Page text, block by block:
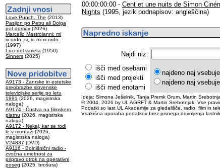
Love Punch, The (2013)
Pasijon po Petru ali Dolga
pot domov (2026)
Marcello Mastroianni: mi
ricordo, si, io mi ricordo
(1997)
Luci del varieta (1950)
Sinners (2025)
A9173 - Žanrske in estetske
preobrazbe slovenske
televizijske serije po letu
1991 (2026, magistrska
naloga)
A9174 - Čustva na filmskem
platnu (2026, magistrska
naloga)
A9172 - Nekaj, kar se rodi
le v montaži (2026,
magistrska naloga)
V24837 (DVD)
A9116 - Bolnišnični radio -
zvočna umetnost za
pripravo otrok na operativni
poseg (2025, brošura)
00:00:00:00 - Cent et une nuits de Simon
Nights (1995, jezik podnapisov: angleščina)
Najdi niz:
išči med osebami
išči med projekti
išči med enotami
najdeno naj
najdeno naj
Ideja: Simona Ješelnik, Tanja Premk Grum, Martin
© 2004, 2026 by UL AGRFT & Martin Srebotnjak. Vse
Podatki so last UL Akademije za gledališče, radio, film in
Vsakršna uporaba podatkov brez pisnega dovoljenja